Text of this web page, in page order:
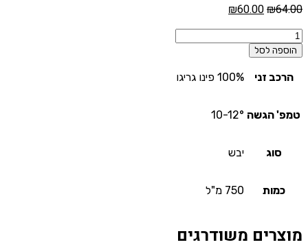
₪64.00
המחיר
המקורי
היה:
₪64.00.
₪60.00
הנוכחי
הוא:
כמות
של
PINOT
GRIGIO
הוספה לסל
הרכב זני 100% פינו גריגו
טמפ' הגשה 10-12°
סוג יבש
כמות 750 מ"ל
מוצרים משודרגים